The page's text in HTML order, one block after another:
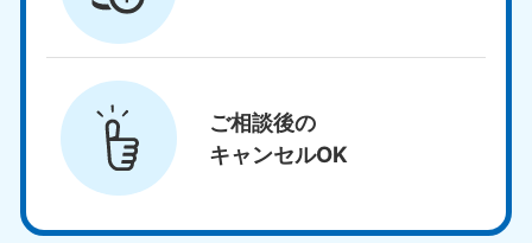
ご相談後の
キャンセルOK